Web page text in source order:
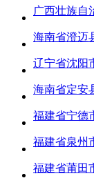
海南省澄迈
辽宁省沈阳
海南省定安
福建省宁德
福建省泉州
福建省莆田